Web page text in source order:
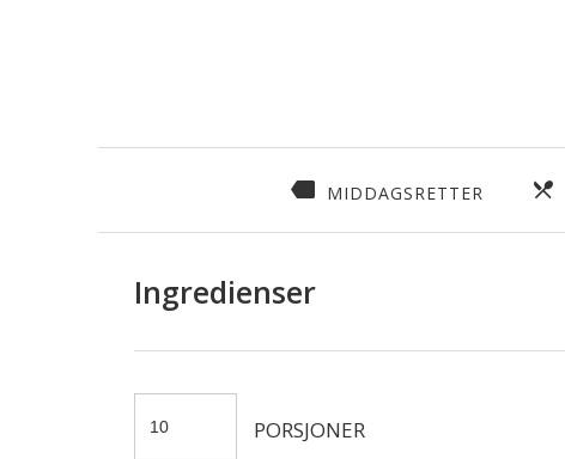
MIDDAGSRETTER
Ingredienser
PORSJONER